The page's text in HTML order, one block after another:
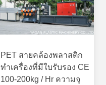
PET สายคล้องพลาสติก
ทำเครื่องที่มีใบรับรอง CE
100-200kg / Hr ความจุ